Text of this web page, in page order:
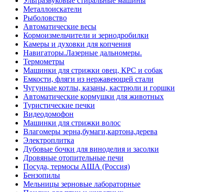
Металлоискатели
Рыболовство
Автоматические весы
Кормоизмельчители и зернодробилки
Камеры и духовки для копчения
Навигаторы.Лазерные дальномеры.
Термометры
Машинки для стрижки овец, КРС и собак
Емкости, фляги из нержавеющей стали
Чугунные котлы, казаны, кастрюли и горшки
Автоматические кормушки для животных
Туристические печки
Видеодомофон
Машинки для стрижки волос
Влагомеры зерна,бумаги,картона,дерева
Электроплитка
Дубовые бочки для виноделия и засолки
Дровяные отопительные печи
Посуда, термосы АША (Россия)
Бензопилы
Мельницы зерновые лабораторные